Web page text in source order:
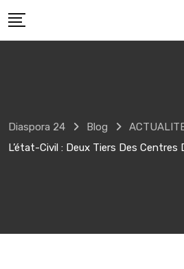
to
Diaspora 24 Blog
L’état-Civil : Deux Tiers Des